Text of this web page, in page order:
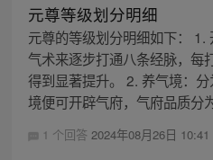
元尊等级划分明细
元尊的等级划分明细如下： 1.
气术来逐步打通八条经脉，每
得到显著提升。 2. 养气境：
境便可开辟气府，气府品质分
1 个回答 2024年08月26日 10:41